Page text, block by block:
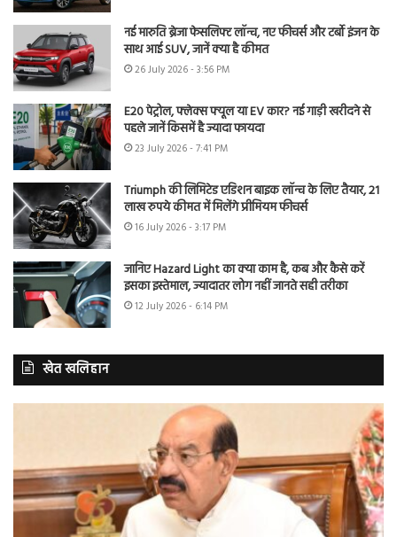
नई मारुति ब्रेजा फेसलिफ्ट लॉन्च, नए फीचर्स और टर्बो इंजन के
साथ आई SUV, जानें क्या है कीमत
26 July 2026 - 3:56 PM
E20 पेट्रोल, फ्लेक्स फ्यूल या EV कार? नई गाड़ी खरीदने से
पहले जानें किसमें है ज्यादा फायदा
23 July 2026 - 7:41 PM
Triumph की लिमिटेड एडिशन बाइक लॉन्च के लिए तैयार, 21
लाख रुपये कीमत में मिलेंगे प्रीमियम फीचर्स
16 July 2026 - 3:17 PM
जानिए Hazard Light का क्या काम है, कब और कैसे करें
इसका इस्तेमाल, ज्यादातर लोग नहीं जानते सही तरीका
12 July 2026 - 6:14 PM
खेत खलिहान